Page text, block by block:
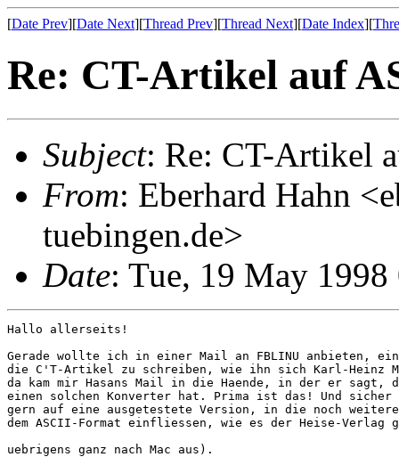
[Date Prev][Date Next][Thread Prev][Thread Next][Date Index][
Re: CT-Artikel auf
Subject: Re: CT-Artikel
From: Eberhard Hahn
tuebingen.de>
Date: Tue, 19 May
Hallo allerseits!
Gerade wollte ich in einer Mail an FBLINU anbieten,
die C'T-Artikel zu schreiben, wie ihn sich Karl-Heinz
da kam mir Hasans Mail in die Haende, in der er
einen solchen Konverter hat. Prima ist das! Und
gern auf eine ausgetestete Version, in die noch
dem ASCII-Format einfliessen, wie es der Heise-Verlag
uebrigens ganz nach Mac aus).